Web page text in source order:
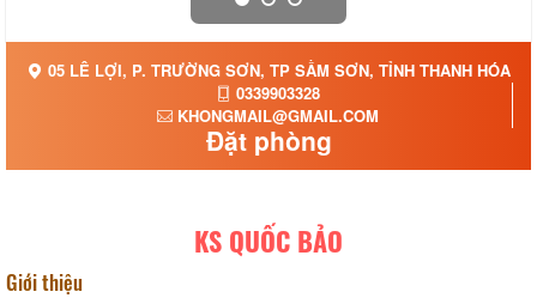
05 LÊ LỢI, P. TRƯỜNG SƠN, TP SẦM SƠN, TỈNH THANH HÓA
0339903328
KHONGMAIL@GMAIL.COM
Đặt phòng
KS QUỐC BẢO
Giới thiệu